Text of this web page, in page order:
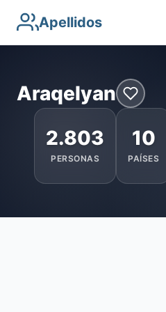
Apellidos
Araqelyan
2.803
PERSONAS
10
PAÍSES